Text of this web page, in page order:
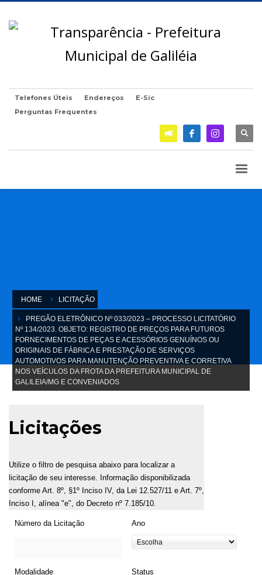
Telefones Úteis Endereços
E-Sic
Perguntas Frequentes
HOME LICITAÇÃO
PREGÃO ELETRÔNICO Nº 033/2023 – PROCESSO LICITATÓRIO
Nº 134/2023. OBJETO: REGISTRO DE PREÇOS PARA FUTUROS
FORNECIMENTOS DE PEÇAS E ACESSÓRIOS GENUÍNOS OU
ORIGINAIS DE FÁBRICA E PRESTAÇÃO DE SERVIÇOS
AUTOMOTIVOS PARA MANUTENÇÃO PREVENTIVA E CORRETIVA
NOS VEÍCULOS DA FROTA DA PREFEITURA MUNICIPAL DE
GALILEIA/MG E CONVENIADOS
Licitações
Utilize o filtro de pesquisa abaixo para localizar a
licitação de seu interesse. Informação disponibilizada
conforme Art. 8º, §1º Inciso IV, da Lei 12.527/11 e Art. 7º,
Inciso I, alínea "e", do Decreto nº 7.185/10.
Número da Licitação Ano
Modalidade Status